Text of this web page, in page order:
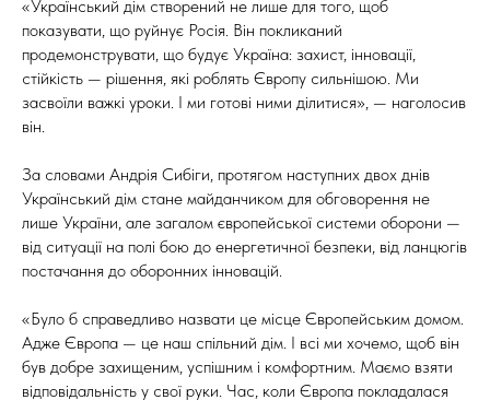
«Український дім створений не лише для того, щоб
показувати, що руйнує Росія. Він покликаний
продемонструвати, що будує Україна: захист, інновації,
стійкість — рішення, які роблять Європу сильнішою. Ми
засвоїли важкі уроки. І ми готові ними ділитися», — наголосив
він.
За словами Андрія Сибіги, протягом наступних двох днів
Український дім стане майданчиком для обговорення не
лише України, але загалом європейської системи оборони —
від ситуації на полі бою до енергетичної безпеки, від ланцюгів
постачання до оборонних інновацій.
«Було б справедливо назвати це місце Європейським домом.
Адже Європа — це наш спільний дім. І всі ми хочемо, щоб він
був добре захищеним, успішним і комфортним. Маємо взяти
відповідальність у свої руки. Час, коли Європа покладалася